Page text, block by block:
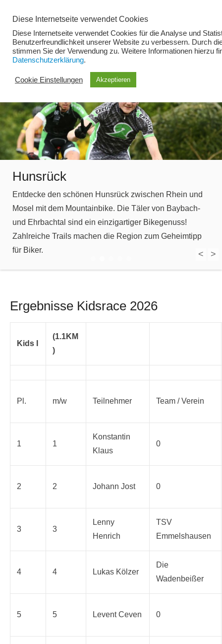
Inhalt
springen
Menü
Hunsrück
Entdecke den schönen Hunsrück zwischen Rhein und
Mosel mit dem Mountainbike. Die Täler von Baybach-
und Ehrbachtal sind ein einzigartiger Bikegenuss!
Zahlreiche Trails machen die Region zum Geheimtipp
für Biker.
< >
Ergebnisse Kidsrace 2026
Kids I
(1.1KM
)
Pl. m/w Teilnehmer Team / Verein
1 1
Konstantin
Klaus
0
2 2 Johann Jost 0
3 3
Lenny
Henrich
TSV
Emmelshausen
4 4 Lukas Kölzer
Die
Wadenbeißer
5 5 Levent Ceven 0
Diese Internetseite verwendet Cookies
Diese Internetseite verwendet Cookies für die Analyse und
Benutzerfreundlichkeit unserer Website zu verbessern. Durch
stimmen Sie der Verwendung zu. Weitere Informationen hierzu
Datenschutzerklärung.
Cookie Einstellungen Akzeptieren